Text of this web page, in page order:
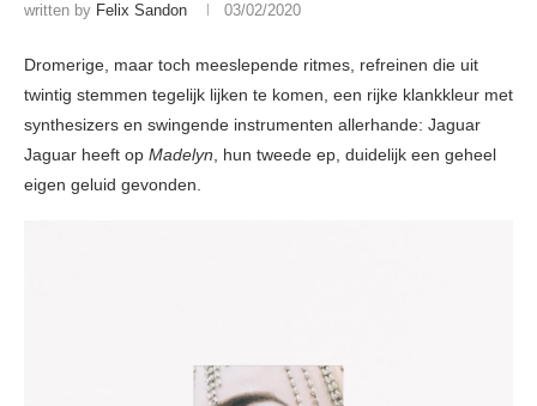
written by Felix Sandon 03/02/2020
Dromerige, maar toch meeslepende ritmes, refreinen die uit
twintig stemmen tegelijk lijken te komen, een rijke klankkleur met
synthesizers en swingende instrumenten allerhande: Jaguar
Jaguar heeft op Madelyn, hun tweede ep, duidelijk een geheel
eigen geluid gevonden.